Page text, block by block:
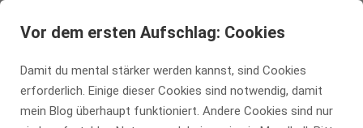
tennis-insider.de
Vor dem ersten Aufschlag: Cookies
Damit du mental stärker werden kannst, sind Cookies
erforderlich. Einige dieser Cookies sind notwendig, damit
mein Blog überhaupt funktioniert. Andere Cookies sind nur